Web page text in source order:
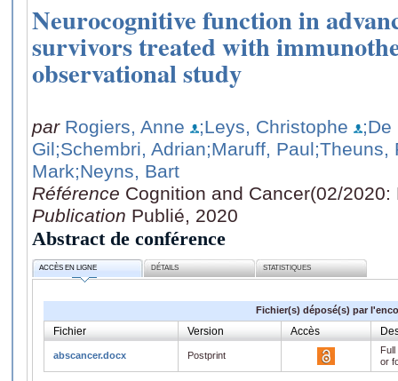
Neurocognitive function in
survivors treated with
observational study
par Rogiers, Anne ;Leys, Christophe
;De
Gil;Schembri, Adrian;Maruff, Paul;Theuns,
Mark;Neyns, Bart
Référence Cognition and Cancer(02/2020:
Publication Publié, 2020
Abstract de conférence
ACCÈS EN LIGNE DÉTAILS STATISTIQUES
Fichier(s) déposé(s) par
Fichier Version Accès
abscancer.docx Postprint
or